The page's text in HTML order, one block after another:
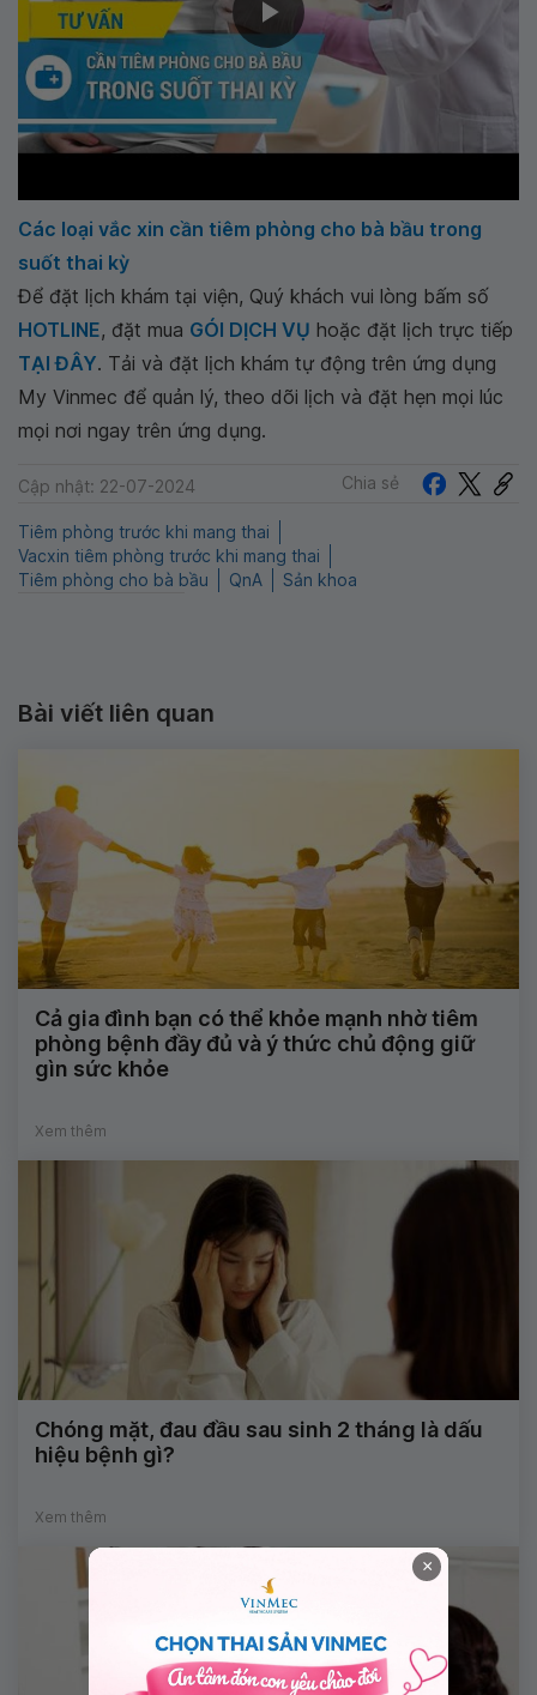
Các loại vắc xin cần tiêm phòng cho bà bầu trong
suốt thai kỳ
Để đặt lịch khám tại viện, Quý khách vui lòng bấm số
HOTLINE, đặt mua GÓI DỊCH VỤ hoặc đặt lịch trực tiếp
TẠI ĐÂY. Tải và đặt lịch khám tự động trên ứng dụng
My Vinmec để quản lý, theo dõi lịch và đặt hẹn mọi lúc
mọi nơi ngay trên ứng dụng.
Cập nhật: 22-07-2024 Chia sẻ
Tiêm phòng trước khi mang thai
Vacxin tiêm phòng trước khi mang thai
Tiêm phòng cho bà bầu
QnA Sản khoa
Bài viết liên quan
Cả gia đình bạn có thể khỏe mạnh nhờ tiêm
phòng bệnh đầy đủ và ý thức chủ động giữ
gìn sức khỏe
Xem thêm
Chóng mặt, đau đầu sau sinh 2 tháng là dấu
hiệu bệnh gì?
Xem thêm
×